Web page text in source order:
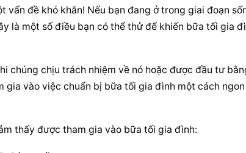
vấn đề khó khăn! Nếu bạn đang ở trong giai đoạn
là một số điều bạn có thể thử để khiến bữa tối gia
chúng chịu trách nhiệm về nó hoặc được đầu tư
gia vào việc chuẩn bị bữa tối gia đình một cách ngon
thấy được tham gia vào bữa tối gia đình: